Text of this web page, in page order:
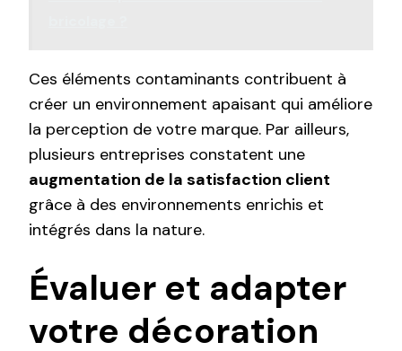
Ces éléments contaminants contribuent à
créer un environnement apaisant qui améliore
la perception de votre marque. Par ailleurs,
plusieurs entreprises constatent une
augmentation de la satisfaction client
grâce à des environnements enrichis et
intégrés dans la nature.
Évaluer et adapter
votre décoration